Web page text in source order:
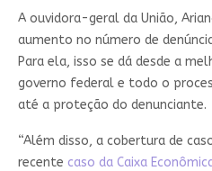
A ouvidora-geral da União,
aumento no número de
Para ela, isso se dá desde a
governo federal e todo o
até a proteção do denunciante.
“Além disso, a cobertura de
recente caso da Caixa